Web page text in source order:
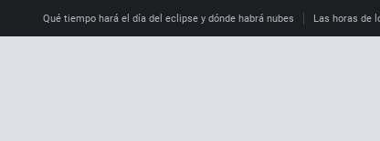
Qué tiempo hará el día del eclipse y dónde habrá nubes Las horas de